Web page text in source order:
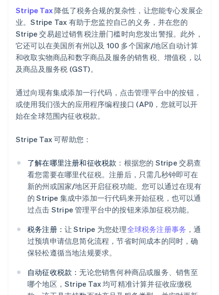
Stripe Tax降低了税务合规的复杂性，让您能专心发展企
业。Stripe Tax 有助于您监控自己的义务，并在您的
Stripe 交易超过销售税注册门槛时向您发出警报。此外，
它还可以在美国所有州以及 100 多个国家/地区自动计算
和收取实物商品和数字商品及服务的销售税、增值税，以
及商品及服务税 (GST)。
通过向现有集成添加一行代码，点击管理平台中的按钮，
或使用我们强大的应用程序编程接口 (API)，您就可以开
始在全球范围内征收税款。
Stripe Tax 可帮助您：
了解在哪里注册和征收税款 ：根据您的 Stripe 交易查
看您需要在哪里代征税。注册后，只需几秒钟即可在
新的州或国家/地区开启征税功能。您可以通过在现有
的 Stripe 集成中添加一行代码来开始征税，也可以通
过点击 Stripe 管理平台中的按钮来添加征税功能。
税务注册： 让 Stripe 为您处理全球税务注册事务 ，通
过预填申请信息简化流程，节省时间成本的同时，确
保轻松遵循当地法规要求。
自动征收税款：无论您销售何种商品或服务、销售至
哪个地区，Stripe Tax 均可精准计算并征收应缴税